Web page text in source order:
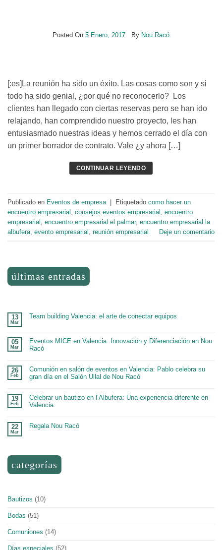
Posted On 5 Enero, 2017 By Nou Racó
[:es]La reunión ha sido un éxito. Las cosas como son y si
todo ha sido genial, ¿por qué no reconocerlo? Los
clientes han llegado con ciertas reservas pero se han ido
relajando, han comprendido nuestro proyecto, les han
entusiasmado nuestras ideas y hemos cerrado el día con
un primer borrador de contrato. Vale ¿y ahora […]
CONTINUAR LEYENDO
Publicado en Eventos de empresa | Etiquetado como hacer un
encuentro empresarial consejos eventos empresarial encuentro
empresarial encuentro empresarial el palmar, encuentro empresarial la
albufera evento empresarial reunión empresarial Deje un comentario
últimas entradas
13
Mar
Team building Valencia: el arte de conectar equipos
05
Mar
Eventos MICE en Valencia: Innovación y Diferenciación en Nou
Racó
26
Feb
Comunión en salón de eventos en Valencia: Pablo celebra su
gran día en el Salón Ullal de Nou Racó
19
Feb
Celebrar un bautizo en l’Albufera: Una experiencia diferente en
Valencia.
22
Mar
Regala Nou Racó
categorías
Bautizos (10)
Bodas (51)
Comuniones (14)
Días especiales (52)